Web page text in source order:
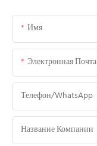
Имя
Электронная Почта
Телефон/WhatsApp
Название Компании